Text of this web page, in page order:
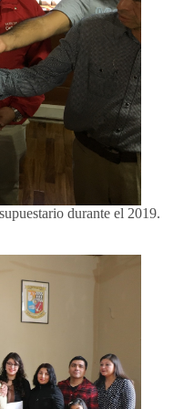
durante el 2019.